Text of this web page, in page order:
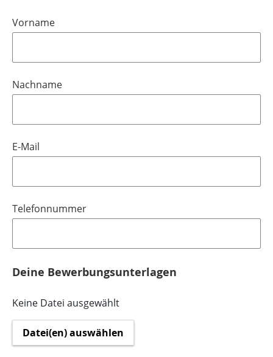
Vorname
Nachname
E-Mail
Telefonnummer
Deine Bewerbungsunterlagen
Keine Datei ausgewählt
Datei(en) auswählen